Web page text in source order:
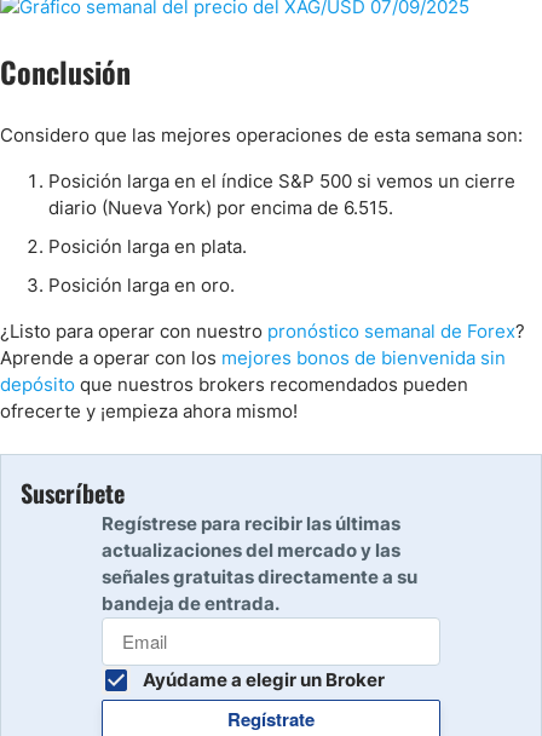
Conclusión
Considero que las mejores operaciones de esta semana son:
Posición larga en el índice S&P 500 si vemos un cierre
diario (Nueva York) por encima de 6.515.
Posición larga en plata.
Posición larga en oro.
¿Listo para operar con nuestro pronóstico semanal de Forex?
Aprende a operar con los mejores bonos de bienvenida sin
depósito que nuestros brokers recomendados pueden
ofrecerte y ¡empieza ahora mismo!
Suscríbete
Regístrese para recibir las últimas
actualizaciones del mercado y las
señales gratuitas directamente a su
bandeja de entrada.
Ayúdame a elegir un Broker
Regístrate